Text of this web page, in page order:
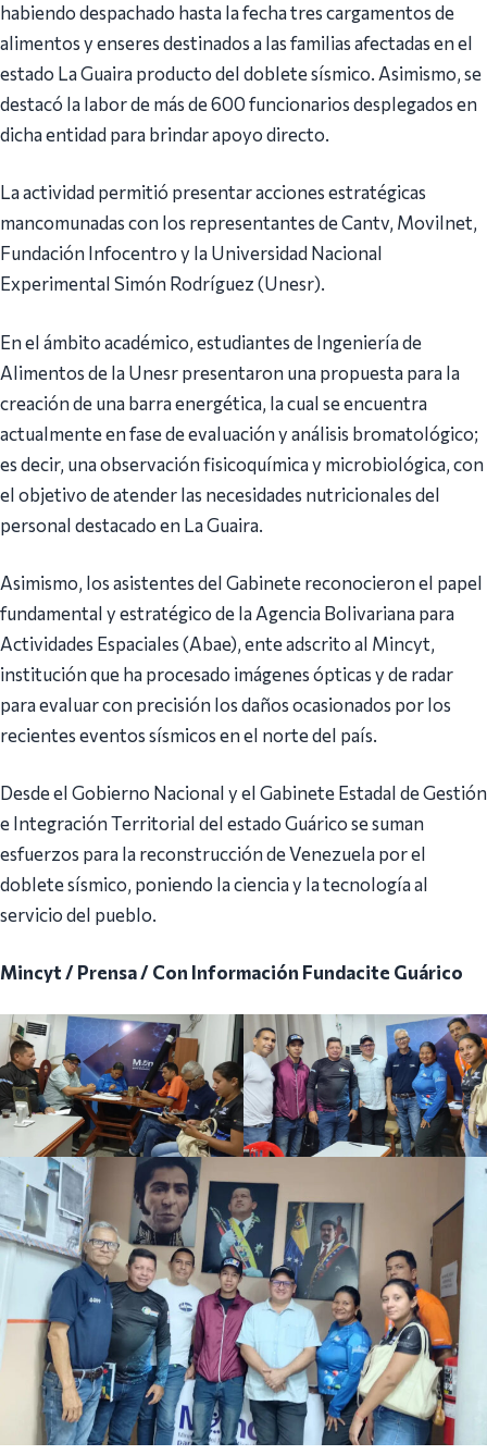
habiendo despachado hasta la fecha tres cargamentos de
alimentos y enseres destinados a las familias afectadas en el
estado La Guaira producto del doblete sísmico. Asimismo, se
destacó la labor de más de 600 funcionarios desplegados en
dicha entidad para brindar apoyo directo.
La actividad permitió presentar acciones estratégicas
mancomunadas con los representantes de Cantv, Movilnet,
Fundación Infocentro y la Universidad Nacional
Experimental Simón Rodríguez (Unesr).
En el ámbito académico, estudiantes de Ingeniería de
Alimentos de la Unesr presentaron una propuesta para la
creación de una barra energética, la cual se encuentra
actualmente en fase de evaluación y análisis bromatológico;
es decir, una observación fisicoquímica y microbiológica, con
el objetivo de atender las necesidades nutricionales del
personal destacado en La Guaira.
Asimismo, los asistentes del Gabinete reconocieron el papel
fundamental y estratégico de la Agencia Bolivariana para
Actividades Espaciales (Abae), ente adscrito al Mincyt,
institución que ha procesado imágenes ópticas y de radar
para evaluar con precisión los daños ocasionados por los
recientes eventos sísmicos en el norte del país.
Desde el Gobierno Nacional y el Gabinete Estadal de Gestión
e Integración Territorial del estado Guárico se suman
esfuerzos para la reconstrucción de Venezuela por el
doblete sísmico, poniendo la ciencia y la tecnología al
servicio del pueblo.
Mincyt / Prensa / Con Información Fundacite Guárico